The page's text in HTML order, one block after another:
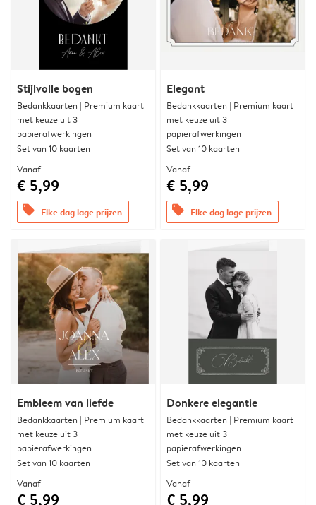
Stijlvolle bogen
Bedankkaarten | Premium kaart
met keuze uit 3
papierafwerkingen
Set van 10 kaarten
Vanaf
€ 5,99
offers Elke dag lage prijzen
Elegant
Bedankkaarten | Premium kaart
met keuze uit 3
papierafwerkingen
Set van 10 kaarten
Vanaf
€ 5,99
offers Elke dag lage prijzen
Embleem van liefde
Bedankkaarten | Premium kaart
met keuze uit 3
papierafwerkingen
Set van 10 kaarten
Vanaf
€ 5,99
Donkere elegantie
Bedankkaarten | Premium kaart
met keuze uit 3
papierafwerkingen
Set van 10 kaarten
Vanaf
€ 5,99